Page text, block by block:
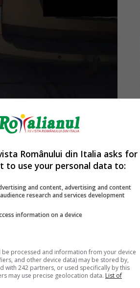
de rutină, au descoperit că
de 40 de ani s-a ales astfel cu
Românului din Italia asks for
to use your personal data to:
and content, advertising and content
research and services development
information on a device
processed and information from your device
and other device data) may be stored by,
with 242 partners, or used specifically by this
may use precise geolocation data. List of